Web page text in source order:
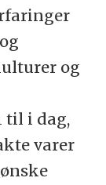
og
til i dag,
varer